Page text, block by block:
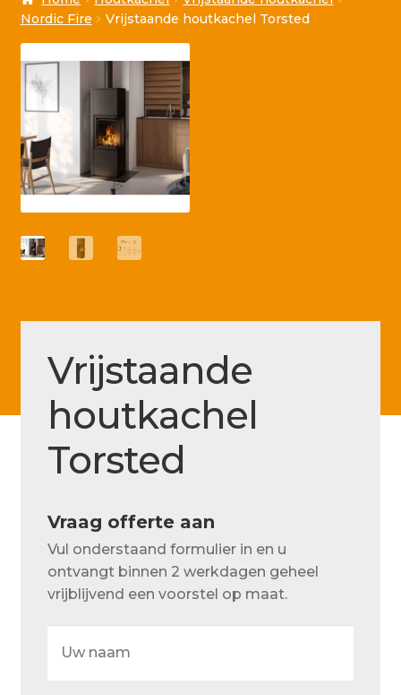
Afrekenen
Algemene voorwaarden
Betaling geannuleerd
Betaling voltooid
Blog
Contact
FAQ
Klantenservice
Betaalmethode
Actueel
Ons team
Retouren – Geschillen – Garantie
Nordic Fire
Vrijstaande houtkachel Torsted
Vrijstaande
houtkachel
Torsted
Vraag offerte aan
Vul onderstaand formulier in en u
ontvangt binnen 2 werkdagen geheel
vrijblijvend een voorstel op maat.
naam